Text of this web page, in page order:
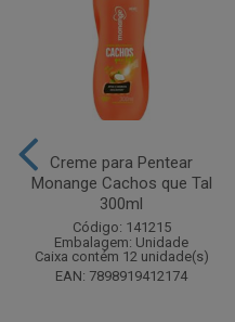
Creme para Pentear
Monange Cachos que Tal
300ml
Código: 141215
Embalagem: Unidade
Caixa contém 12 unidade(s)
EAN: 7898919412174